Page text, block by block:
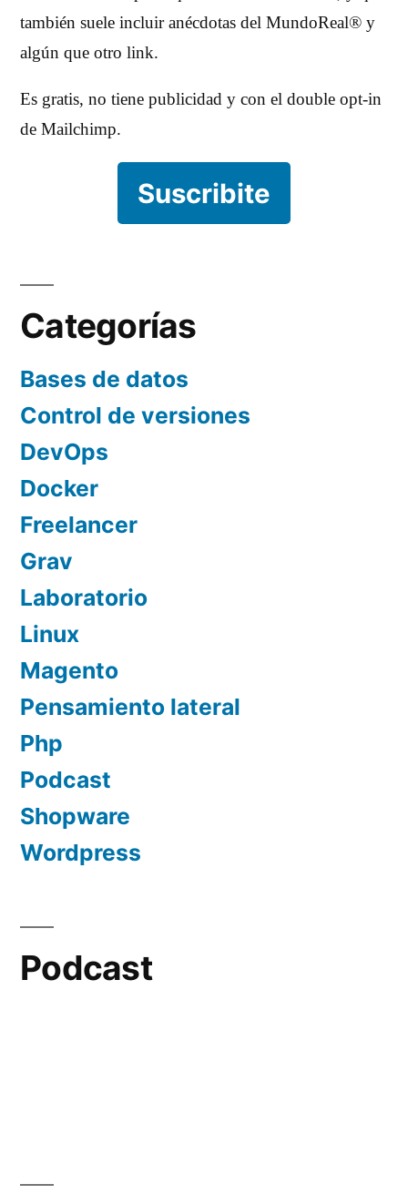
también suele incluir anécdotas del MundoReal® y
algún que otro link.
Es gratis, no tiene publicidad y con el double opt-in
de Mailchimp.
Suscribite
Categorías
Bases de datos
Control de versiones
DevOps
Docker
Freelancer
Grav
Laboratorio
Linux
Magento
Pensamiento lateral
Php
Podcast
Shopware
Wordpress
Podcast